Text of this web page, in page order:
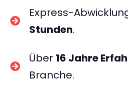
Express-
Stunden.
Über 16 Jahre
Branche.